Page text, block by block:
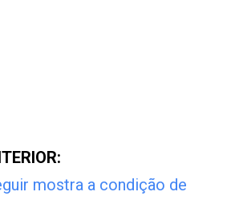
mostra a condição de